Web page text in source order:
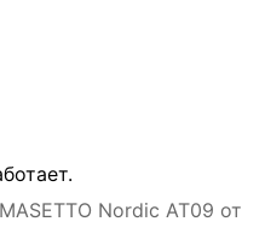
Nordic AT09 от